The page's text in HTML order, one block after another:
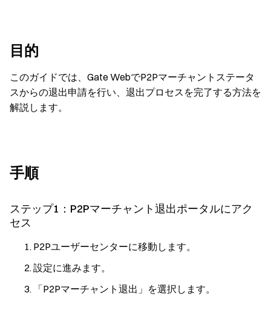
目的
このガイドでは、Gate WebでP2Pマーチャントステータ
スからの退出申請を行い、退出プロセスを完了する方法を
解説します。
手順
ステップ1：P2Pマーチャント退出ポータルにアク
セス
P2Pユーザーセンターに移動します。
設定に進みます。
「P2Pマーチャント退出」を選択します。